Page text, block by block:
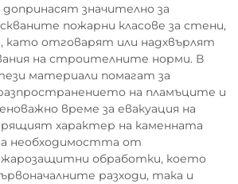
значително за
пожарни класове за стени,
като отговарят или надхвърлят
на строителните норми. В
материали помагат за
на пламъците и
време за евакуация на
характер на каменната
необходимостта от
обработки, което
разходи, така и